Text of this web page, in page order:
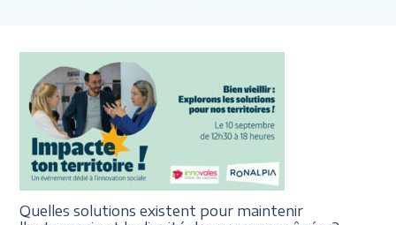
Quelles solutions existent pour maintenir